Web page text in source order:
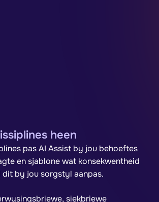
heen
pas AI Assist by jou behoeftes
en sjablone wat konsekwentheid
by jou sorgstyl aanpas.
siekbriewe